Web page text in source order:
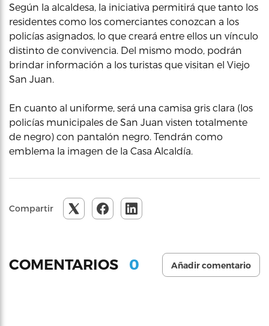
Según la alcaldesa, la iniciativa permitirá que tanto los
residentes como los comerciantes conozcan a los
policías asignados, lo que creará entre ellos un vínculo
distinto de convivencia. Del mismo modo, podrán
brindar información a los turistas que visitan el Viejo
San Juan.
En cuanto al uniforme, será una camisa gris clara (los
policías municipales de San Juan visten totalmente
de negro) con pantalón negro. Tendrán como
emblema la imagen de la Casa Alcaldía.
Compartir
COMENTARIOS 0 Añadir comentario